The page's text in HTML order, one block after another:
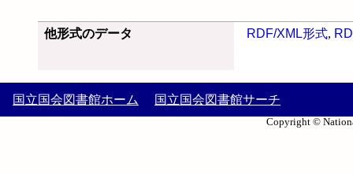
他形式のデータ RDF/XML形式,
国立国会図書館ホーム 国立国会図書館サーチ
Copyright ©